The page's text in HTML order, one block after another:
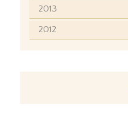
2013
2012